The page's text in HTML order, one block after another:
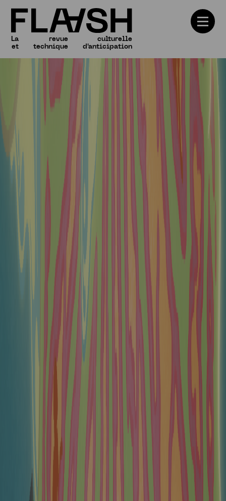
Numéros
La
et
revue
technique
culturelle
d'anticipation